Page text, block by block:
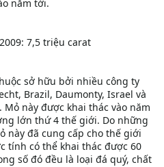
năm tới.
7,5 triệu carat
sở hữu bởi nhiều công ty
Brazil, Daumonty, Israel và
này được khai thác vào năm
lớn thứ 4 thế giới. Do những
này đã cung cấp cho thế giới
tính có thể khai thác được 60
số đó đều là loại đá quý, chất